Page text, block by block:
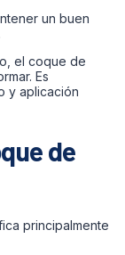
un buen
el coque de
Es
y aplicación
de
principalmente